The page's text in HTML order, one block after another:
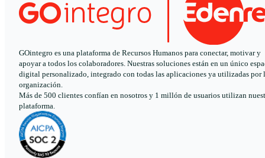
GOintegro es una plataforma de Recursos Humanos para conectar, motivar y
apoyar a todos los colaboradores. Nuestras soluciones están en un único
digital personalizado, integrado con todas las aplicaciones ya utilizadas por
organización.
Más de 500 clientes confían en nosotros y 1 millón de usuarios utilizan
plataforma.